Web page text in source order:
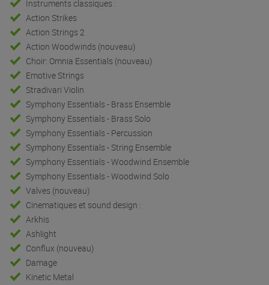
Instruments classiques :
Action Strikes
Action Strings 2
Action Woodwinds (nouveau)
Choir: Omnia Essentials (nouveau)
Emotive Strings
Stradivari Violin
Symphony Essentials - Brass Ensemble
Symphony Essentials - Brass Solo
Symphony Essentials - Percussion
Symphony Essentials - String Ensemble
Symphony Essentials - Woodwind Ensemble
Symphony Essentials - Woodwind Solo
Valves (nouveau)
Cinematiques et sound design :
Arkhis
Ashlight
Conflux (nouveau)
Damage
Kinetic Metal